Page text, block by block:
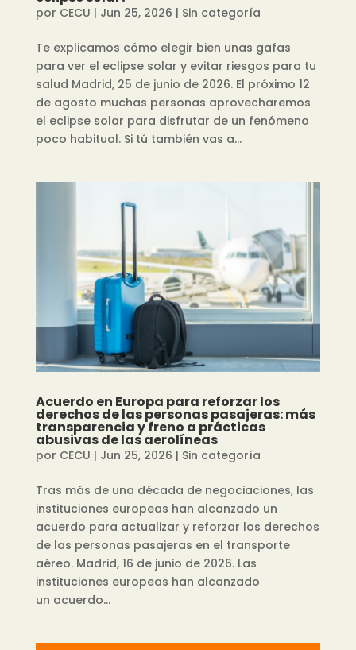
por CECU | Jun 25, 2026 | Sin categoría
Te explicamos cómo elegir bien unas gafas
para ver el eclipse solar y evitar riesgos para tu
salud Madrid, 25 de junio de 2026. El próximo 12
de agosto muchas personas aprovecharemos
el eclipse solar para disfrutar de un fenómeno
poco habitual. Si tú también vas a...
Acuerdo en Europa para reforzar los
derechos de las personas pasajeras: más
transparencia y freno a prácticas
abusivas de las aerolíneas
por CECU | Jun 25, 2026 | Sin categoría
Tras más de una década de negociaciones, las
instituciones europeas han alcanzado un
acuerdo para actualizar y reforzar los derechos
de las personas pasajeras en el transporte
aéreo. Madrid, 16 de junio de 2026. Las
instituciones europeas han alcanzado
un acuerdo...